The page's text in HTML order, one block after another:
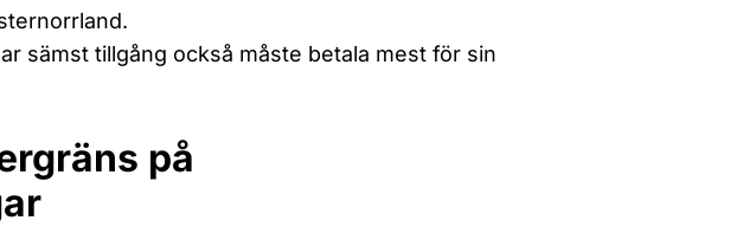
sämst tillgång också måste betala mest för sin
på